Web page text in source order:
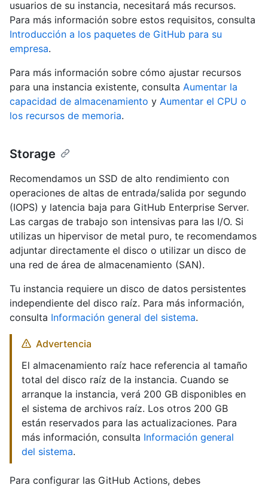
usuarios de su instancia, necesitará más recursos.
Para más información sobre estos requisitos, consulta
Introducción a los paquetes de GitHub para su
empresa.
Para más información sobre cómo ajustar recursos
para una instancia existente, consulta Aumentar la
capacidad de almacenamiento y Aumentar el CPU o
los recursos de memoria.
Storage
Recomendamos un SSD de alto rendimiento con
operaciones de altas de entrada/salida por segundo
(IOPS) y latencia baja para GitHub Enterprise Server.
Las cargas de trabajo son intensivas para las I/O. Si
utilizas un hipervisor de metal puro, te recomendamos
adjuntar directamente el disco o utilizar un disco de
una red de área de almacenamiento (SAN).
Tu instancia requiere un disco de datos persistentes
independiente del disco raíz. Para más información,
consulta Información general del sistema.
Advertencia
El almacenamiento raíz hace referencia al tamaño
total del disco raíz de la instancia. Cuando se
arranque la instancia, verá 200 GB disponibles en
el sistema de archivos raíz. Los otros 200 GB
están reservados para las actualizaciones. Para
más información, consulta Información general
del sistema.
Para configurar las GitHub Actions, debes